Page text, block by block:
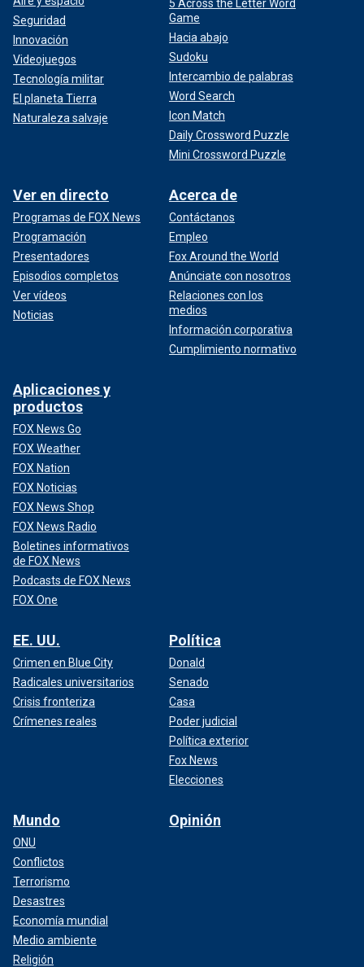
Seguridad
Innovación
Videojuegos
Tecnología militar
El planeta Tierra
Naturaleza salvaje
5 Across the Letter Word
Game
Hacia abajo
Sudoku
Intercambio de palabras
Word Search
Icon Match
Daily Crossword Puzzle
Mini Crossword Puzzle
Ver en directo
Programas de FOX News
Programación
Presentadores
Episodios completos
Ver vídeos
Noticias
Acerca de
Contáctanos
Empleo
Fox Around the World
Anúnciate con nosotros
Relaciones con los
medios
Información corporativa
Cumplimiento normativo
Aplicaciones y
productos
FOX News Go
FOX Weather
FOX Nation
FOX Noticias
FOX News Shop
FOX News Radio
Boletines informativos
de FOX News
Podcasts de FOX News
FOX One
EE. UU.
Crimen en Blue City
Radicales universitarios
Crisis fronteriza
Crímenes reales
Política
Donald
Senado
Casa
Poder judicial
Política exterior
Fox News
Elecciones
Mundo
ONU
Conflictos
Terrorismo
Desastres
Economía mundial
Medio ambiente
Religión
Opinión